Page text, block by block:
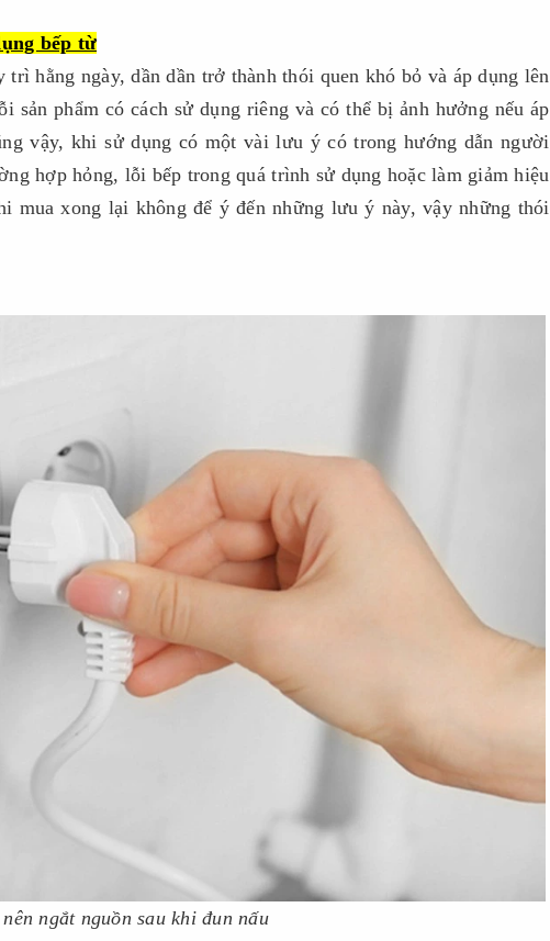
bếp từ
hằng ngày, dần dần trở thành thói quen khó bỏ và áp dụng lên
sản phẩm có cách sử dụng riêng và có thể bị ảnh hưởng nếu áp
vậy, khi sử dụng có một vài lưu ý có trong hướng dẫn người
hợp hỏng, lỗi bếp trong quá trình sử dụng hoặc làm giảm hiệu
mua xong lại không để ý đến những lưu ý này, vậy những thói
ngắt nguồn sau khi đun nấu